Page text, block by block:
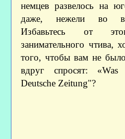
немцев развелось на
даже, нежели во
Избавьтесь от
занимательного чтива,
того, чтобы вам не
вдруг спросят:
Deutsche Zeitung"?